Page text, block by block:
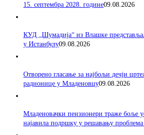
15. септембра 2028. године09.08.2026
КУД „Шумадија“ из Влашке
у Истанбулу09.08.2026
Отворено гласање за најбољи дечји
радионице у Младеновцу09.08.2026
Младеновачки пензионери траже боље
најавила подршку у решавању проблема